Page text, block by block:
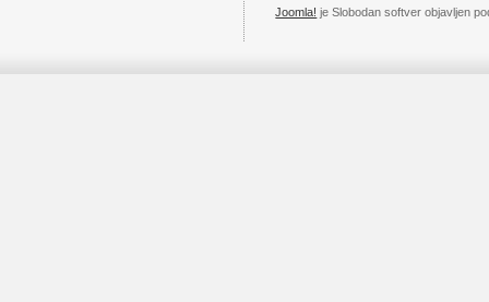
Joomla! je Slobodan softver objavljen